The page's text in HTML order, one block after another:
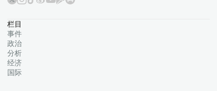
栏目
事件
政治
分析
经济
国际